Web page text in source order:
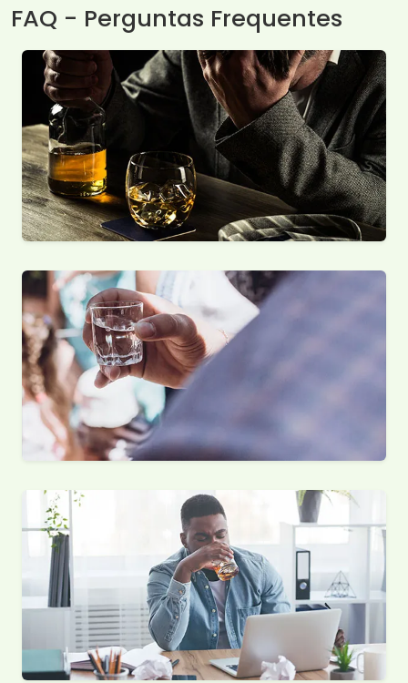
FAQ - Perguntas Frequentes